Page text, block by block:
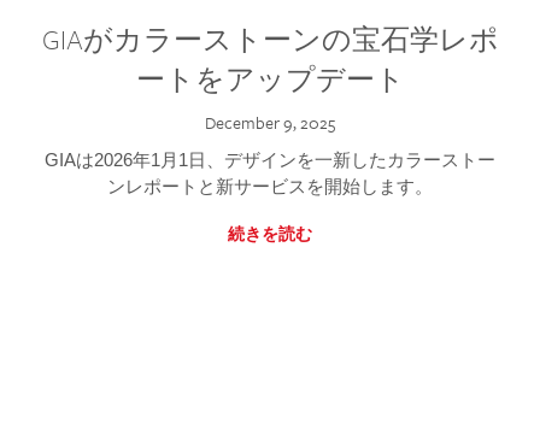
GIAがカラーストーンの宝石学レポ
ートをアップデート
December 9, 2025
GIAは2026年1月1日、デザインを一新したカラーストー
ンレポートと新サービスを開始します。
続きを読む